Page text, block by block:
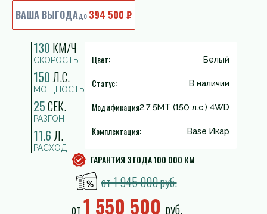
ВАША ВЫГОДАдо394 500 ₽
130 КМ/Ч
СКОРОСТЬ
150Л.С.
МОЩНОСТЬ
25СЕК.
РАЗГОН
11.6Л.
РАСХОД
Цвет: Белый
Статус: В наличии
Модификация2.7 5MT (150 л.с.) 4WD
Комплектация: Base Икар
ГАРАНТИЯ 3 ГОДА 100 000 КМ
от 1 945 000 руб.
от1 550 500 руб.